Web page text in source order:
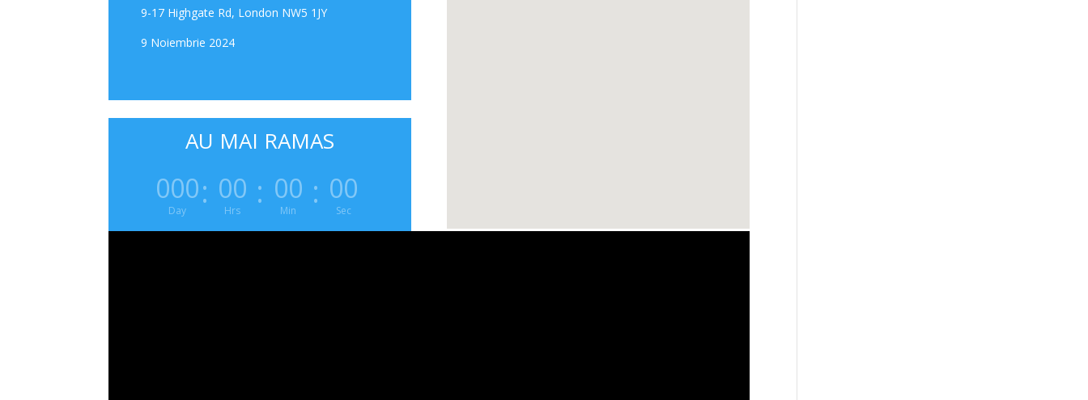
9-17 Highgate Rd, London NW5 1JY
9 Noiembrie 2024
AU MAI RAMAS
000
Day : 00
Hrs : 00
Min : 00
Sec